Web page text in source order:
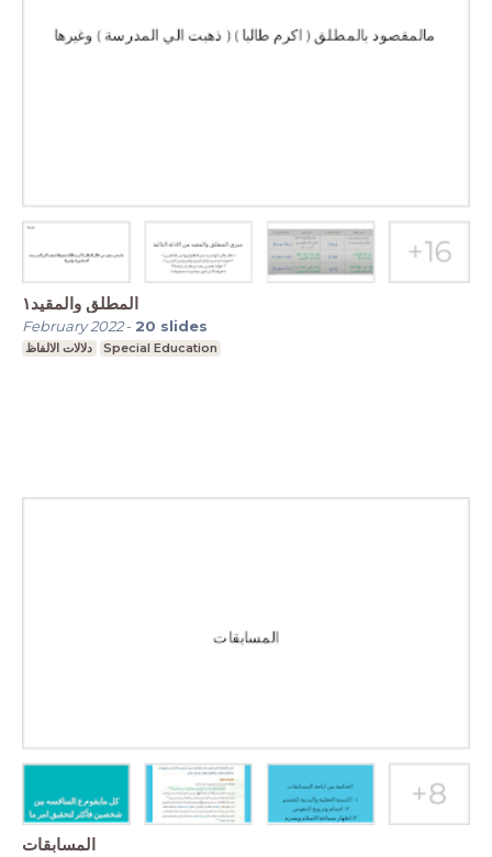
المطلق والمقيد١
February 2022- 20 slides
دلالات الالفاظ Special Education
المسابقات